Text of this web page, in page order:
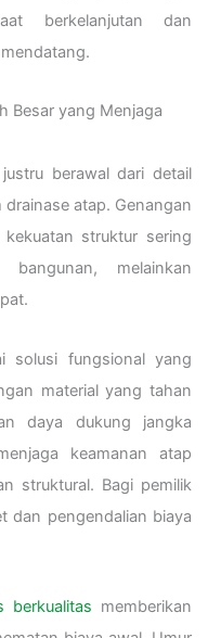
berkelanjutan dan
Besar yang Menjaga
berawal dari detail
atap. Genangan
struktur sering
melainkan
solusi fungsional yang
material yang tahan
daya dukung jangka
keamanan atap
struktural. Bagi pemilik
dan pengendalian biaya
berkualitas memberikan